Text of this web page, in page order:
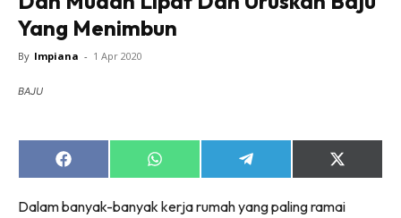
Direktori
Interior Design
Dapur
Ruang Makan
Yang Menimbun
By Impiana - 1 Apr 2020
BAJU
Share
on
Share
on
Share
on
Share
on
(Twitter)
Dalam banyak-banyak kerja rumah yang paling ramai